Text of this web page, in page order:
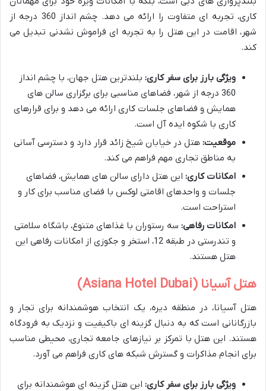
کاری، تجربه ای متفاوت را ارائه می دهد. چشم انداز 360 درجه از
شهر، اقامت در این هتل را به تجربه ای فراموش نشدنی تبدیل می
کند.
ویژگی بارز برای سفر کاری: بلندترین هتل جهان، با چشم انداز
360 درجه از شهر، فضاهای مناسبی برای برگزاری سالن های
همایش و فضاهای جلسات کاری ارائه می دهد و برای قرارهای
کاری با شکوه ایده آل است.
موقعیت: هتل در خیابان شیخ زائد قرار دارد و دسترسی آسانی
به مناطق تجاری مهم فراهم می کند.
امکانات کاری: این هتل دارای سالن های همایش، فضاهای
جلسات و واحدهای اقامتی لوکس با فضای مناسب برای کار و
استراحت است.
امکانات رفاهی: سه رستوران با غذاهای متنوع، باشگاه سلامتی
و تندرستی در طبقه 12، استخر و جکوزی از امکانات رفاهی این
هتل هستند.
هتل آسیانا (Asiana Hotel Dubai)
هتل آسیانا، در منطقه دیره، یک انتخاب هوشمندانه برای تجار و
بازرگانانی است که به دنبال گزینه ای باکیفیت و نزدیک به فرودگاه
هستند. این هتل با تمرکز بر نیازهای جامعه تجاری، محیطی مناسب
برای انجام مذاکرات و گسترش شبکه های کاری فراهم می آورد.
ویژگی بارز برای سفر کاری: این هتل گزینه ای هوشمندانه برای